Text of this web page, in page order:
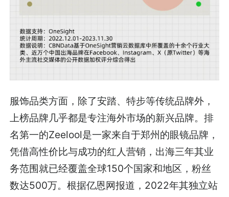
服饰品类方面，除了安踏、特步等传统品牌外，
上榜品牌几乎都是专注海外市场的新兴品牌。排
名第一的Zeelool是一家来自于郑州的眼镜品牌，
凭借高性价比与成功的红人营销，出海三年其业
务范围就已经覆盖全球150个国家和地区，粉丝
数达500万。根据亿恩网报道，2022年其独立站